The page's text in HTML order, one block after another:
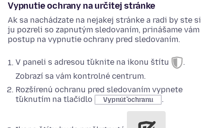
Vypnutie ochrany na určitej stránke
Ak sa nachádzate na nejakej stránke a radi by ste si
ju pozreli so zapnutým sledovaním, prinášame vám
postup na vypnutie ochrany pred sledovaním.
V paneli s adresou ťuknite na ikonu štítu
.
Zobrazí sa vám kontrolné centrum.
Rozšírenú ochranu pred sledovaním vypnete
ťuknutím na tlačidlo
Vypnúť ochranu .